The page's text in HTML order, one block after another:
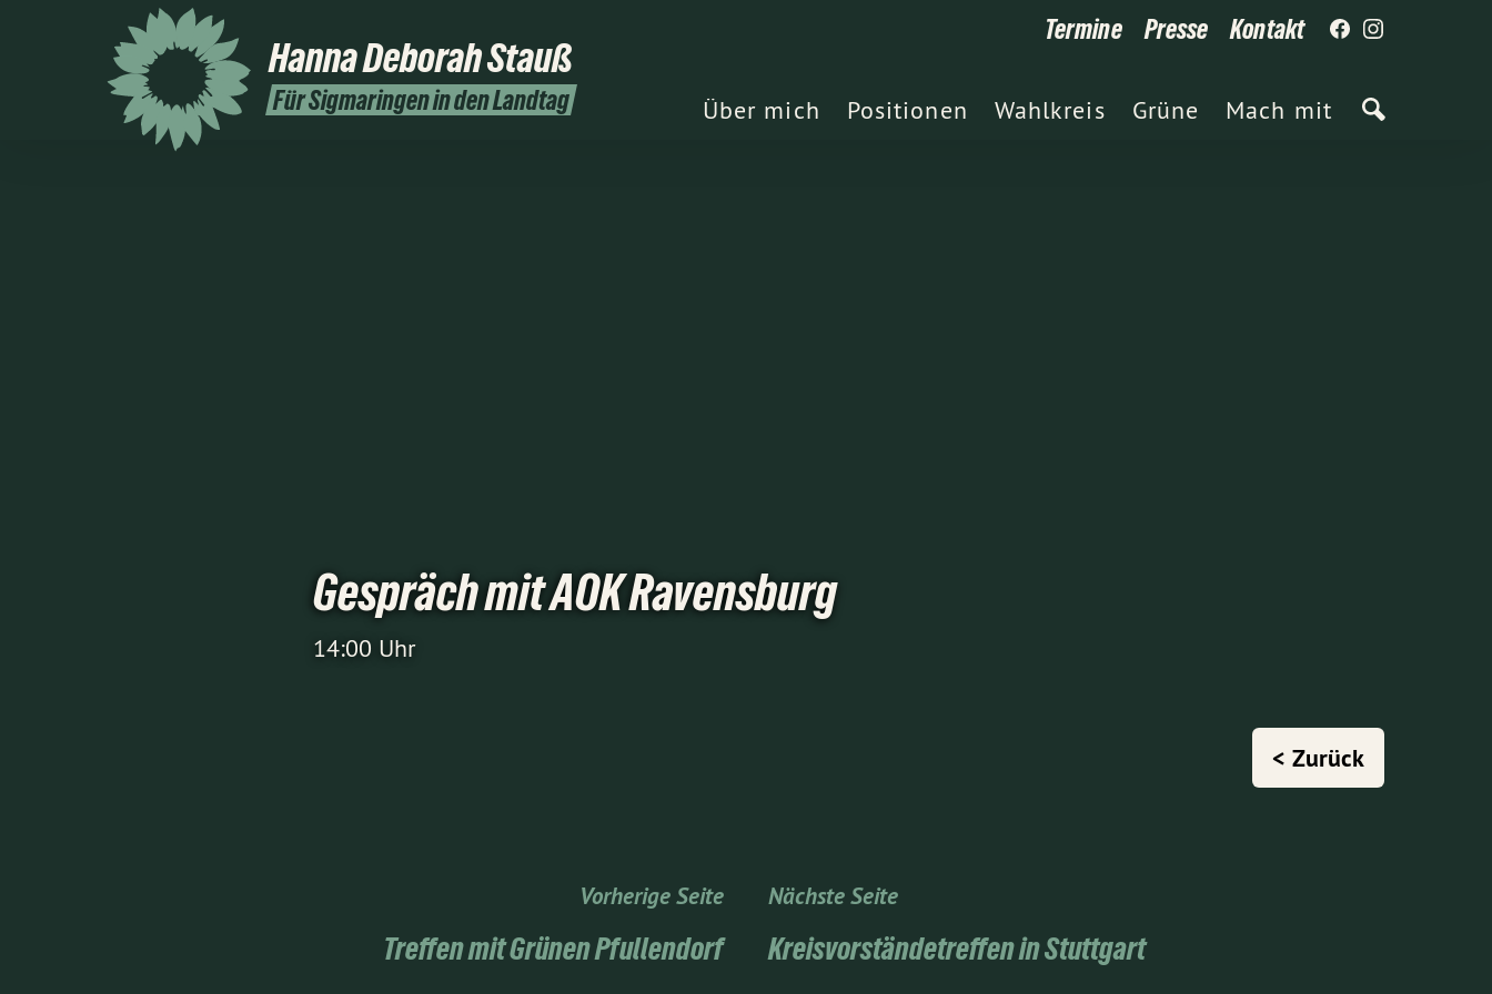
Hanna DeborahStauß
Für Sigmaringen in den Landtag
Termine Presse Kontakt
Über mich Positionen Wahlkreis Grüne Mach mit
Gespräch mit AOK Ravensburg
14:00 Uhr
< Zurück
Vorherige Seite
Treffen mit Grünen Pfullendorf
Nächste Seite
Kreisvorständetreffen in Stuttgart